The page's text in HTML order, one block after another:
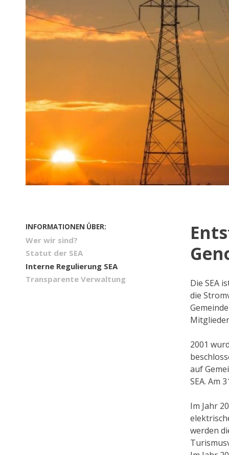
FAQ
Links
Sitemap
Die SEA
die
2001
auf
SEA. Am
Im Jahr
werden
INFORMATIONEN ÜBER:
Wer wir sind?
Statut der SEA
Interne Regulierung SEA
Transparente Verwaltung